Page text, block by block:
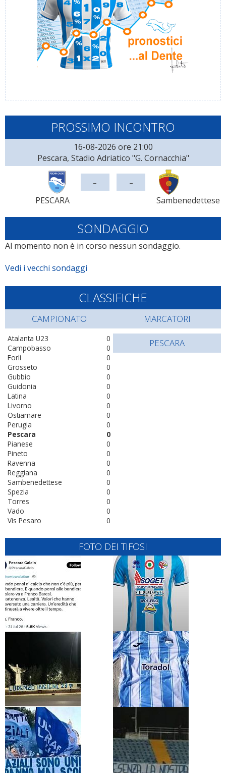
PROSSIMO INCONTRO
16-08-2026 ore 21:00
Pescara, Stadio Adriatico "G. Cornacchia"
PESCARA
- -
Sambenedettese
SONDAGGIO
Al momento non è in corso nessun sondaggio.
Vedi i vecchi sondaggi
CLASSIFICHE
CAMPIONATO
0
Atalanta U23
0
Campobasso
0
Forlì
0
Grosseto
0
Gubbio
0
Guidonia
0
Latina
0
Livorno
0
Ostiamare
0
Perugia
0
Pescara
0
Pianese
0
Pineto
0
Ravenna
0
Reggiana
0
Sambenedettese
0
Spezia
0
Torres
0
Vado
0
Vis Pesaro
MARCATORI
PESCARA
FOTO DEI TIFOSI